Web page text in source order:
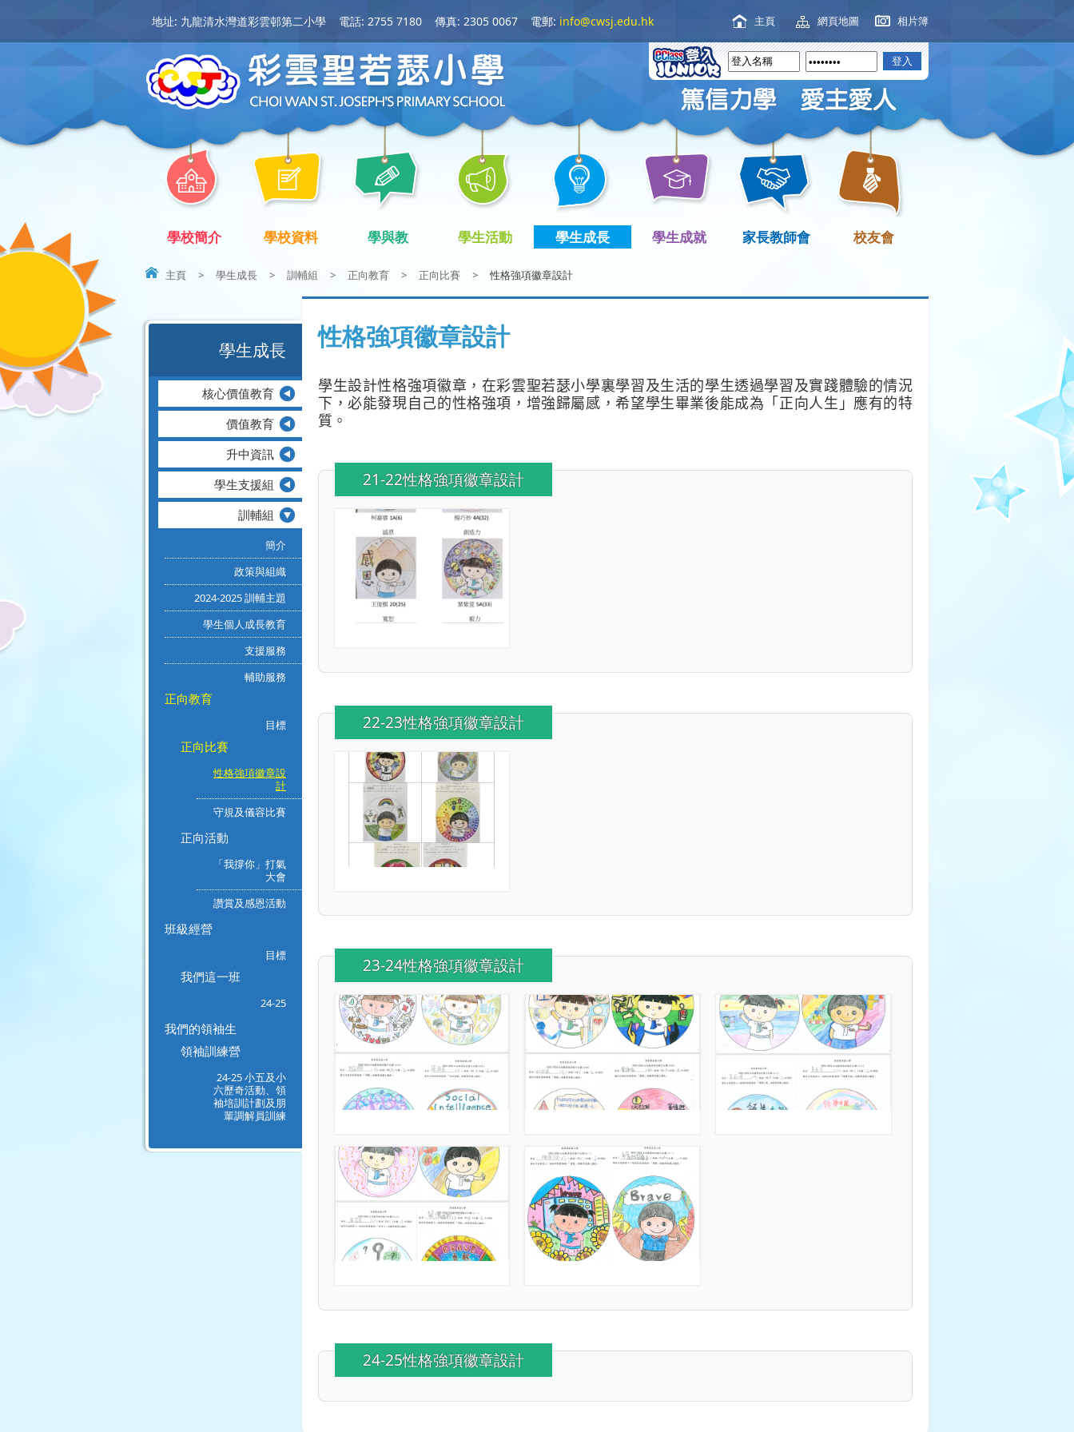
地址: 九龍清水灣道彩雲邨第二小學 電話: 2755 7180 傳真: 2305 0067 電郵: info@cwsj.edu.hk 主頁 網頁地圖 相片簿
學校簡介 學校資料 學與教 學生活動 學生成長 學生成就 家長教師會 校友會
主頁 > 學生成長 > 訓輔組 > 正向教育 > 正向比賽 > 性格強項徽章設計
性格強項徽章設計
學生設計性格強項徽章，在彩雲聖若瑟小學裏學習及生活的學生透過學習及實踐體驗的情況
下，必能發現自己的性格強項，增強歸屬感，希望學生畢業後能成為「正向人生」應有的特
質。
21-22性格強項徽章設計
22-23性格強項徽章設計
23-24性格強項徽章設計
24-25性格強項徽章設計
學生成長
核心價值教育
價值教育
升中資訊
學生支援組
訓輔組
簡介
政策與組織
2024-2025 訓輔主題
學生個人成長教育
支援服務
輔助服務
正向教育
目標
正向比賽
性格強項徽章設
計
守規及儀容比賽
正向活動
「我撐你」打氣
大會
讚賞及感恩活動
班級經營
目標
我們這一班
24-25
我們的領袖生
領袖訓練營
24-25 小五及小
六歷奇活動、領
袖培訓計劃及朋
輩調解員訓練